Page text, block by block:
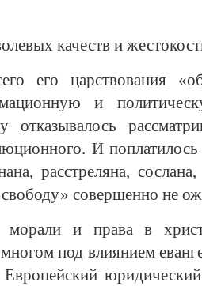
качеств и
его царствования
и
отказывалось
И
расстреляна,
совершенно не
морали и права в
под влиянием